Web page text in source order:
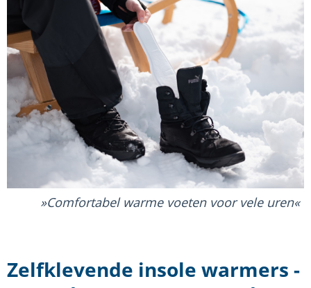
Comfortabel warme voeten voor vele uren
Zelfklevende insole warmers -